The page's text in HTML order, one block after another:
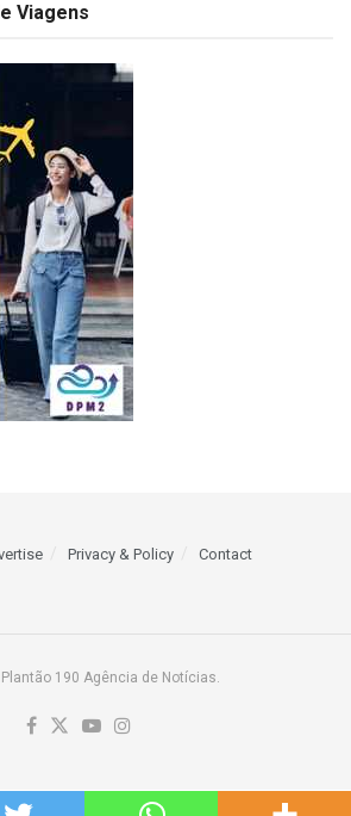
Viagens
Privacy & Policy Contact
190 Agência de Notícias.